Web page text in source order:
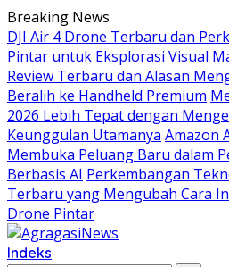
Langsung
ke
konten
Breaking News
DJI Air 4 Drone Terbaru dan
Pintar untuk Eksplorasi Visual
Review Terbaru dan Alasan
Beralih ke Handheld Premium
2026 Lebih Tepat dengan
Keunggulan Utamanya Amazon
Membuka Peluang Baru dalam
Berbasis AI Perkembangan
Terbaru yang Mengubah Cara
Drone Pintar
Indeks